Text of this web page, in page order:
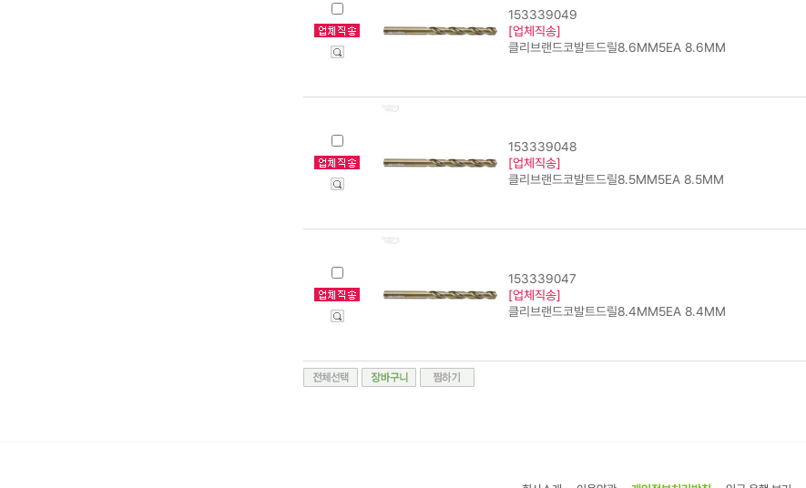
153339049
[업체직송]
클리브랜드코발트드릴8.6MM5EA 8.6MM
153339048
[업체직송]
클리브랜드코발트드릴8.5MM5EA 8.5MM
153339047
[업체직송]
클리브랜드코발트드릴8.4MM5EA 8.4MM